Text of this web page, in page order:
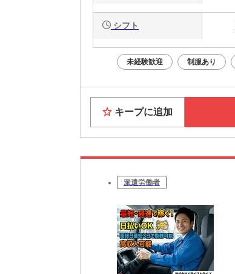
シフト
未経験歓迎 制服あり
キープに追加
派遣労働者